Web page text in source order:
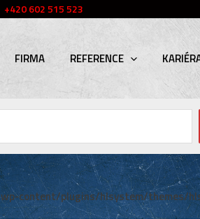
+420 602 515 523
FIRMA REFERENCE
content/plugins/hlsystem/themes/